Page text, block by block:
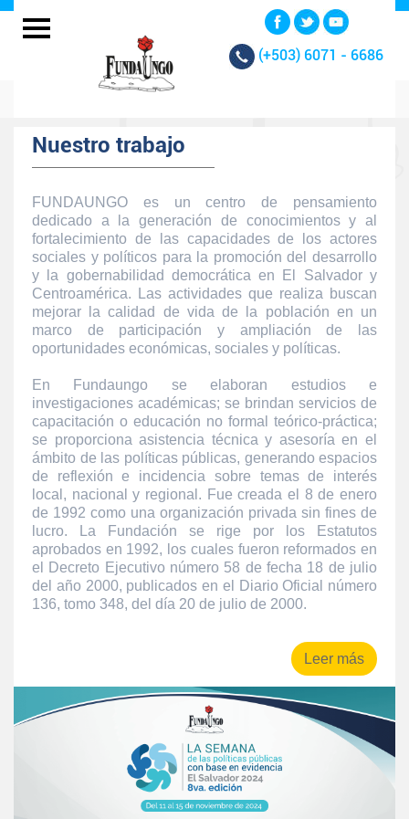
(+503) 6071 - 6686
Nuestro trabajo
FUNDAUNGO es un centro de pensamiento
dedicado a la generación de conocimientos y al
fortalecimiento de las capacidades de los actores
sociales y políticos para la promoción del desarrollo
y la gobernabilidad democrática en El Salvador y
Centroamérica. Las actividades que realiza buscan
mejorar la calidad de vida de la población en un
marco de participación y ampliación de las
oportunidades económicas, sociales y políticas.
En Fundaungo se elaboran estudios e
investigaciones académicas; se brindan servicios de
capacitación o educación no formal teórico-práctica;
se proporciona asistencia técnica y asesoría en el
ámbito de las políticas públicas, generando espacios
de reflexión e incidencia sobre temas de interés
local, nacional y regional. Fue creada el 8 de enero
de 1992 como una organización privada sin fines de
lucro. La Fundación se rige por los Estatutos
aprobados en 1992, los cuales fueron reformados en
el Decreto Ejecutivo número 58 de fecha 18 de julio
del año 2000, publicados en el Diario Oficial número
136, tomo 348, del día 20 de julio de 2000.
Leer más